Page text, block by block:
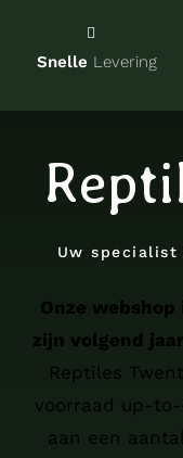
Snelle Levering
Uw
Onze
zijn volgend
Reptiles
voorraad up-
aan een